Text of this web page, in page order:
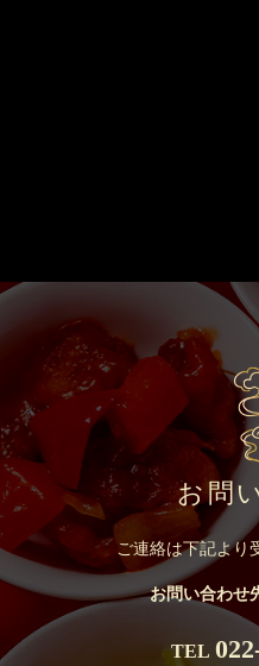
お問
ご連絡は下記より
お問い合わせ
TEL